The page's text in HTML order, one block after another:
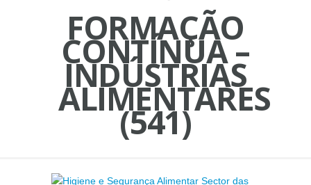
FORMAÇÃO
CONTÍNUA –
INDÚSTRIAS
ALIMENTARES
(541)